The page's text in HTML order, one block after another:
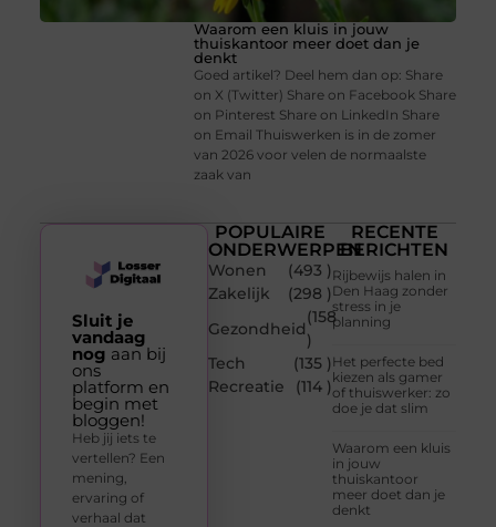
Waarom een kluis in jouw
thuiskantoor meer doet dan je
denkt
Goed artikel? Deel hem dan op: Share
on X (Twitter) Share on Facebook Share
on Pinterest Share on LinkedIn Share
on Email Thuiswerken is in de zomer
van 2026 voor velen de normaalste
zaak van
POPULAIRE
ONDERWERPEN
Wonen
(493 )
Zakelijk
(298 )
Gezondheid
(158
)
Tech
(135 )
Recreatie
(114 )
RECENTE
BERICHTEN
Rijbewijs halen in
Den Haag zonder
stress in je
planning
Het perfecte bed
kiezen als gamer
of thuiswerker: zo
doe je dat slim
Waarom een kluis
in jouw
thuiskantoor
meer doet dan je
denkt
Sluit je
vandaag
nog aan bij
ons
platform en
begin met
bloggen!
Heb jij iets te
vertellen? Een
mening,
ervaring of
verhaal dat